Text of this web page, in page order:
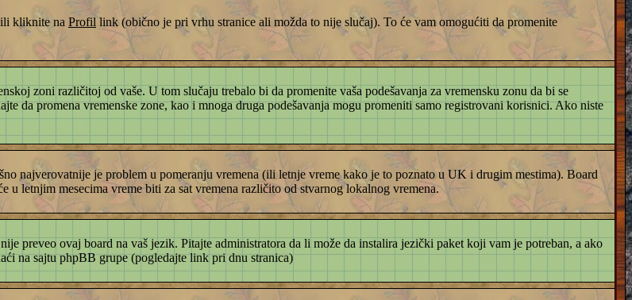
kliknite na Profillink (obično je pri vrhu stranice ali možda to nije slučaj). To će vam omogućiti da promenite
zoni različitoj od vaše. U tom slučaju trebalo bi da promenite vaša podešavanja za vremensku zonu da bi se
da promena vremenske zone, kao i mnoga druga podešavanja mogu promeniti samo registrovani korisnici. Ako niste
najverovatnije je problem u pomeranju vremena (ili letnje vreme kako je to poznato u UK i drugim mestima). Board
letnjim mesecima vreme biti za sat vremena različito od stvarnog lokalnog vremena.
preveo ovaj board na vaš jezik. Pitajte administratora da li može da instalira jezički paket koji vam je potreban, a ako
na sajtu phpBB grupe (pogledajte link pri dnu stranica)